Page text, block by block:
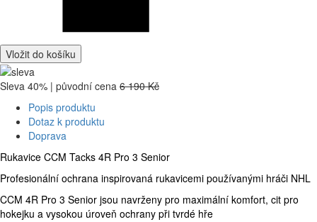
Vložit do košíku
Sleva 40% | původní cena 6 190 Kč
Popis produktu
Dotaz k produktu
Doprava
Rukavice CCM Tacks 4R Pro 3 Senior
Profesionální ochrana inspirovaná rukavicemi používanými hráči NHL
CCM 4R Pro 3 Senior jsou navrženy pro maximální komfort, cit pro
hokejku a vysokou úroveň ochrany při tvrdé hře